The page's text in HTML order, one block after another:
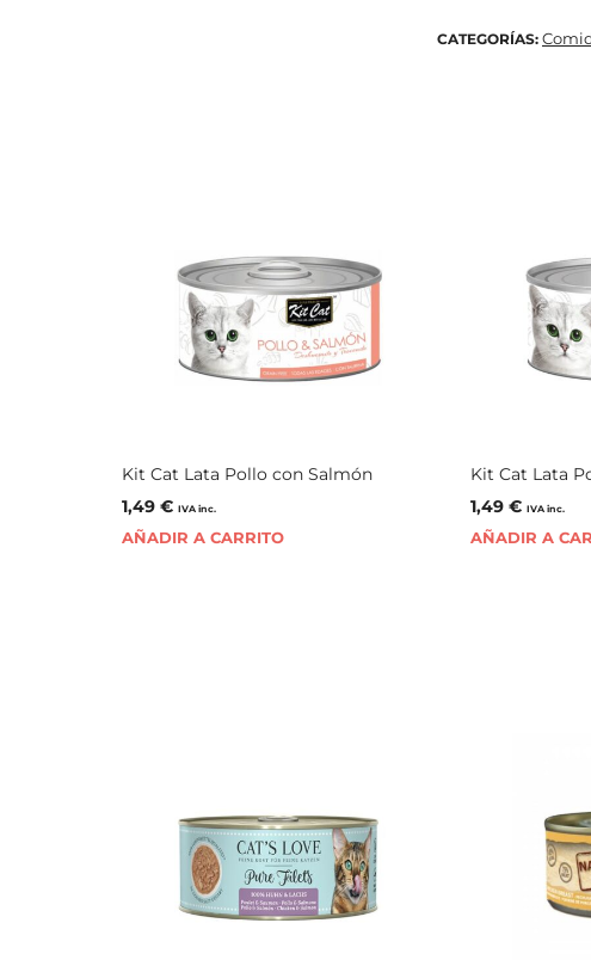
CATEGORÍAS:
Kit Cat Lata Pollo con Salmón
1,49 € IVA inc.
AÑADIR A CARRITO
Kit Cat Lata
1,49€ IVA inc.
AÑADIR A